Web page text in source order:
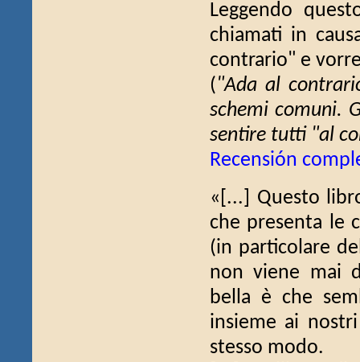
Leggendo
chiamati in
contrario" e
( "Ada al
schemi comuni.
sentire tutti "al
Recensión
«[...] Questo
che presenta le
(in particolare
non viene mai
bella è che
insieme ai
stesso modo.